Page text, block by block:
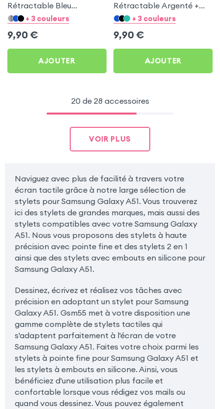
Rétractable Bleu
Turquoise + Attache Jack
Galaxy A51
+ 3 couleurs
9,90 €
AJOUTER
Rétractable Argenté +
Attache Jack 3.5 mm
+ 3 couleurs
9,90 €
AJOUTER
20 de 28 accessoires
VOIR PLUS
Naviguez avec plus de facilité à travers votre
écran tactile grâce à notre large sélection de
stylets pour Samsung Galaxy A51. Vous trouverez
ici des stylets de grandes marques, mais aussi des
stylets compatibles avec votre Samsung Galaxy
A51. Nous vous proposons des stylets à haute
précision avec pointe fine et des stylets 2 en 1
ainsi que des stylets avec embouts en silicone pour
Samsung Galaxy A51.
Dessinez, écrivez et réalisez vos tâches avec
précision en adoptant un stylet pour Samsung
Galaxy A51. Gsm55 met à votre disposition une
gamme complète de stylets tactiles qui
s'adaptent parfaitement à l'écran de votre
Samsung Galaxy A51. Faites votre choix parmi les
stylets à pointe fine pour Samsung Galaxy A51 et
les stylets à embouts en silicone. Ainsi, vous
bénéficiez d'une utilisation plus facile et
confortable lorsque vous rédigez vos mails ou
quand vous dessinez. Vous pouvez également